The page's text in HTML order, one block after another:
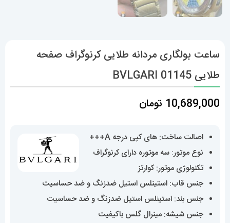
ساعت بولگاری مردانه طلایی کرنوگراف صفحه
طلایی BVLGARI 01145
10,689,000 تومان
اصالت ساخت: های کپی درجه A+++
نوع موتور: سه موتوره دارای کرنوگراف
تکنولوژی موتور: کوارتز
جنس قاب: استینلس استیل ضدزنگ و ضد حساسیت
جنس بند: استینلس استیل ضدزنگ و ضد حساسیت
جنس شیشه: مینرال گلس باکیفیت